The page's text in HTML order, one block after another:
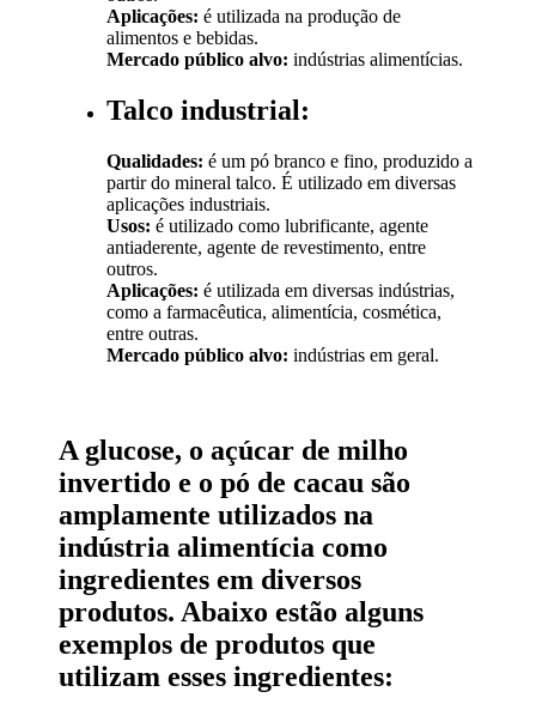
Aplicações: é utilizada na produção de
alimentos e bebidas.
Mercado público alvo: indústrias alimentícias.
Talco industrial:
Qualidades: é um pó branco e fino, produzido a
partir do mineral talco. É utilizado em diversas
aplicações industriais.
Usos: é utilizado como lubrificante, agente
antiaderente, agente de revestimento, entre
outros.
Aplicações: é utilizada em diversas indústrias,
como a farmacêutica, alimentícia, cosmética,
entre outras.
Mercado público alvo: indústrias em geral.
A glucose, o açúcar de milho
invertido e o pó de cacau são
amplamente utilizados na
indústria alimentícia como
ingredientes em diversos
produtos. Abaixo estão alguns
exemplos de produtos que
utilizam esses ingredientes: